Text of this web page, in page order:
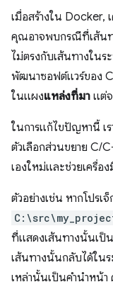
เมื่อสร้างใน Docker,
คุณอาจพบกรณีที่เส้นท
ไม่ตรงกับเส้นทางใน
พัฒนาซอฟต์แวร์ของ
ในแผงแหล่งที่มา แต่
ในการแก้ไขปัญหานี้ เ
ตัวเลือกส่วนขยาย C/
เองใหม่และช่วยเครื่
ตัวอย่างเช่น หากโปรเ
ที่แสดงเส้นทางนั้นเป็น
เส้นทางนั้นกลับได้ในร
เหล่านั้นเป็นคำนำหน้า